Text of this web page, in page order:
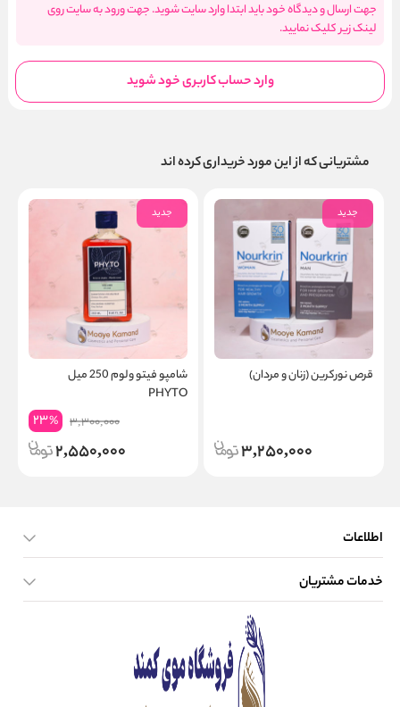
جهت ارسال و دیدگاه خود باید ابتدا وارد سایت شوید. جهت ورود به سایت روی
لینک زیر کلیک نمایید.
وارد حساب کاربری خود شوید
مشتریانی که از این مورد خریداری کرده اند
جدید
قرص نورکرین (زنان و مردان)
3,250,000
جدید
شامپو فیتو ولوم 250 میل
PHYTO
3,300,000
23%
2,550,000
اطلاعات
صفحه اصلی
خدمات مشتریان